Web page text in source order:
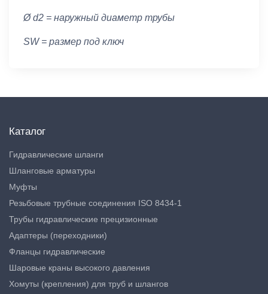
Ø d2 = наружный диаметр трубы
SW = размер под ключ
Каталог
Гидравлические шланги
Шланговые арматуры
Муфты
Резьбовые трубные соединения ISO 8434-1
Трубы гидравлические прецизионные
Адаптеры (переходники)
Фланцы гидравлические
Шаровые краны высокого давления
Хомуты (крепления) для труб и шлангов